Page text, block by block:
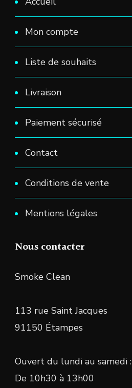
Mon compte
Liste de souhaits
Livraison
Paiement sécurisé
Contact
Conditions de vente
Mentions légales
Nous contacter
Smoke Clean
113 rue Saint Jacques
91150 Étampes
Ouvert du lundi au samedi :
De 10h30 à 13h00